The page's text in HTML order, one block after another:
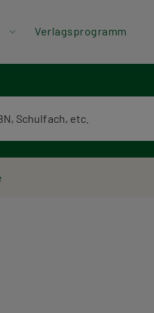
Verlagsprogramm